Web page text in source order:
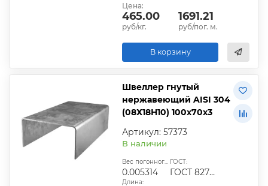
Цена:
465.00
руб/кг.
1691.21
руб/пог. м.
В корзину
Швеллер гнутый
нержавеющий AISI 304
(08Х18Н10) 100х70х3
Артикул: 57373
В наличии
Вес погонного метра, т.:
0.005314
ГОСТ:
ГОСТ 8278-83
Длина: